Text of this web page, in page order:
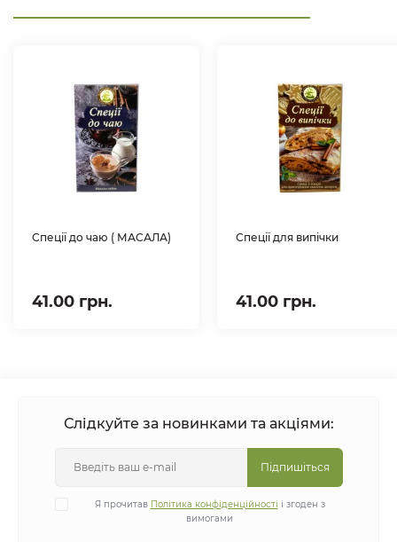
Спеції до чаю ( МАСАЛА)
41.00 грн.
Спеції для випічки
41.00 грн.
Слідкуйте за новинками та акціями:
Підпишіться
Я прочитав Політика конфіденційності і згоден з
вимогами